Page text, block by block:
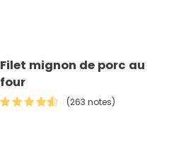
Filet mignon de porc au
four
(263 notes)